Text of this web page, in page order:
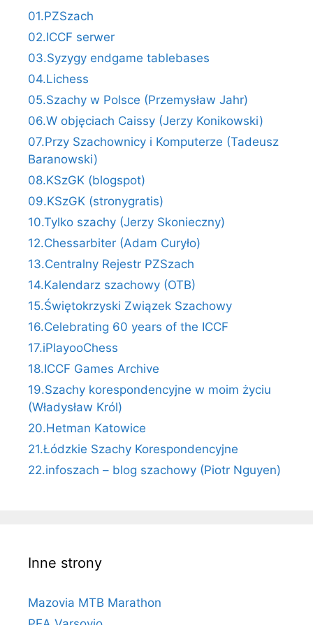
01.PZSzach
02.ICCF serwer
03.Syzygy endgame tablebases
04.Lichess
05.Szachy w Polsce (Przemysław Jahr)
06.W objęciach Caissy (Jerzy Konikowski)
07.Przy Szachownicy i Komputerze (Tadeusz
Baranowski)
08.KSzGK (blogspot)
09.KSzGK (stronygratis)
10.Tylko szachy (Jerzy Skonieczny)
12.Chessarbiter (Adam Curyło)
13.Centralny Rejestr PZSzach
14.Kalendarz szachowy (OTB)
15.Świętokrzyski Związek Szachowy
16.Celebrating 60 years of the ICCF
17.iPlayooChess
18.ICCF Games Archive
19.Szachy korespondencyjne w moim życiu
(Władysław Król)
20.Hetman Katowice
21.Łódzkie Szachy Korespondencyjne
22.infoszach – blog szachowy (Piotr Nguyen)
Inne strony
Mazovia MTB Marathon